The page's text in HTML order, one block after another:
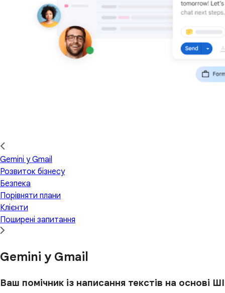
Gemini у Gmail
Розвиток бізнесу
Безпека
Порівняти плани
Клієнти
Поширені запитання
Gemini у Gmail
Ваш помічник із написання текстів на основі ШІ